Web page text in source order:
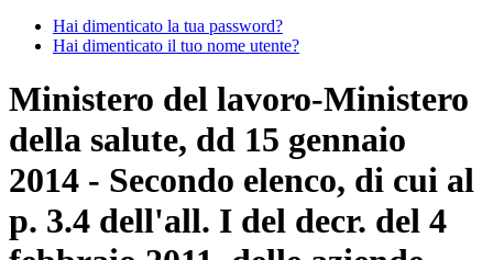
Hai dimenticato la tua password?
Hai dimenticato il tuo nome utente?
Ministero del lavoro-Ministero
della salute, dd 15 gennaio
2014 - Secondo elenco, di cui al
p. 3.4 dell'all. I del decr. del 4